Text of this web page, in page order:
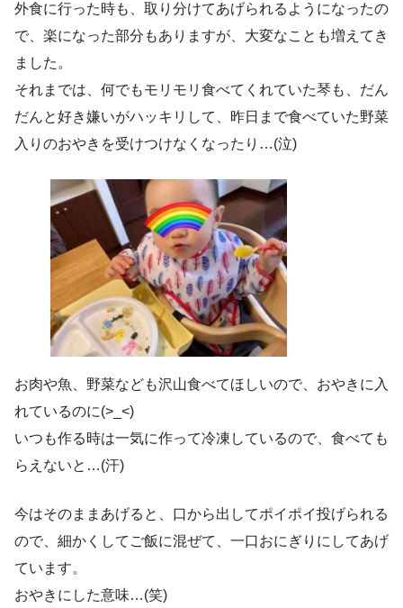
外食に行った時も、取り分けてあげられるようになったの
で、楽になった部分もありますが、大変なことも増えてき
ました。
それまでは、何でもモリモリ食べてくれていた琴も、だん
だんと好き嫌いがハッキリして、昨日まで食べていた野菜
入りのおやきを受けつけなくなったり…(泣)
お肉や魚、野菜なども沢山食べてほしいので、おやきに入
れているのに(>_<)
いつも作る時は一気に作って冷凍しているので、食べても
らえないと…(汗)
今はそのままあげると、口から出してポイポイ投げられる
ので、細かくしてご飯に混ぜて、一口おにぎりにしてあげ
ています。
おやきにした意味…(笑)